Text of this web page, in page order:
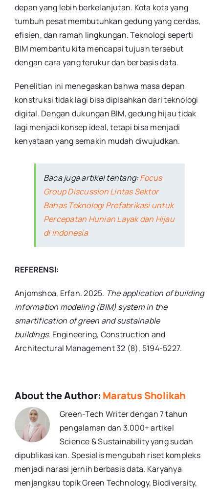
depan yang lebih berkelanjutan. Kota kota yang
tumbuh pesat membutuhkan gedung yang cerdas,
efisien, dan ramah lingkungan. Teknologi seperti
BIM membantu kita mencapai tujuan tersebut
dengan cara yang terukur dan berbasis data.
Penelitian ini menegaskan bahwa masa depan
konstruksi tidak lagi bisa dipisahkan dari teknologi
digital. Dengan dukungan BIM, gedung hijau tidak
lagi menjadi konsep ideal, tetapi bisa menjadi
kenyataan yang semakin mudah diwujudkan.
Baca juga artikel tentang:Focus
Group Discussion Lintas Sektor
Bahas Teknologi Prefabrikasi untuk
Percepatan Hunian Layak dan Hijau
di Indonesia
REFERENSI:
Anjomshoa, Erfan. 2025. The application of building
information modeling (BIM) system in the
smartification of green and sustainable
buildings. Engineering, Construction and
Architectural Management 32 (8), 5194-5227.
About the Author: Maratus Sholikah
Green-Tech Writer dengan 7 tahun
pengalaman dan 3.000+ artikel
Science & Sustainability yang sudah
dipublikasikan. Spesialis mengubah riset kompleks
menjadi narasi jernih berbasis data. Karyanya
menjangkau topik Green Technology, Biodiversity,